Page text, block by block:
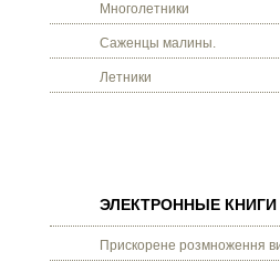
Многолетники
Саженцы малины.
Летники
ЭЛЕКТРОННЫЕ КНИГИ
Прискорене розмноження